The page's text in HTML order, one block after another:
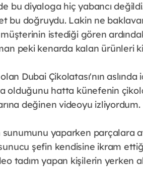
bu diyaloga hiç yabancı
bu doğruydu. Lakin ne
istediği gören
peki kenarda kalan ürünleri
Dubai Çikolatası'nın
olduğunu hatta künefenin
değinen videoyu izliyordum.
sunumunu yaparken parçalara
şefin kendisine ikram
tadım yapan kişilerin yerken